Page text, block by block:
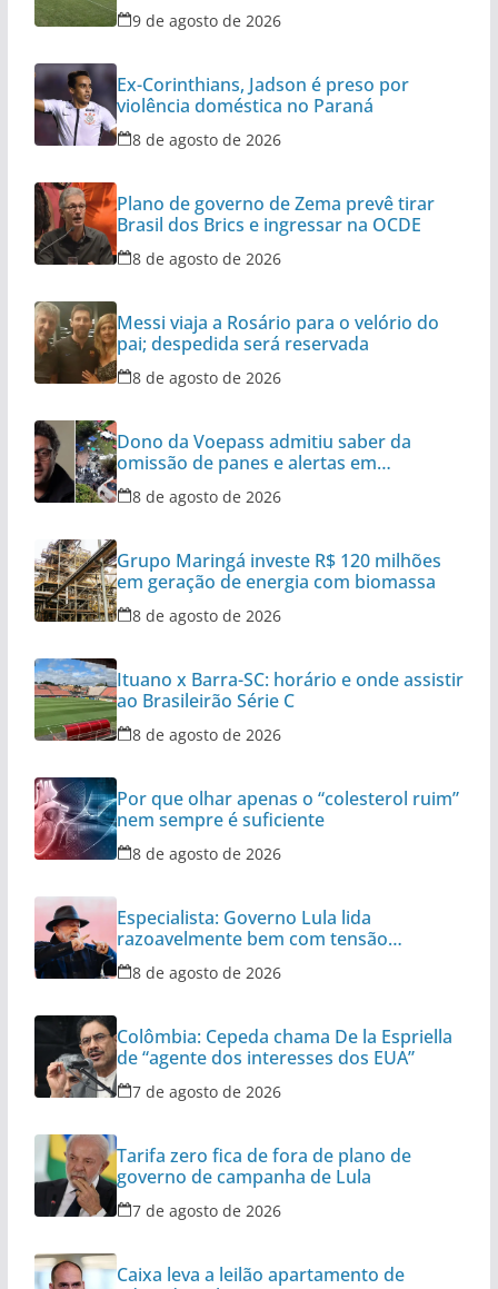
9 de agosto de 2026
Ex-Corinthians, Jadson é preso por
violência doméstica no Paraná
8 de agosto de 2026
Plano de governo de Zema prevê tirar
Brasil dos Brics e ingressar na OCDE
8 de agosto de 2026
Messi viaja a Rosário para o velório do
pai; despedida será reservada
8 de agosto de 2026
Dono da Voepass admitiu saber da
omissão de panes e alertas em
aeronaves
8 de agosto de 2026
Grupo Maringá investe R$ 120 milhões
em geração de energia com biomassa
8 de agosto de 2026
Ituano x Barra-SC: horário e onde assistir
ao Brasileirão Série C
8 de agosto de 2026
Por que olhar apenas o “colesterol ruim”
nem sempre é suficiente
8 de agosto de 2026
Especialista: Governo Lula lida
razoavelmente bem com tensão
diplomática
8 de agosto de 2026
Colômbia: Cepeda chama De la Espriella
de “agente dos interesses dos EUA”
7 de agosto de 2026
Tarifa zero fica de fora de plano de
governo de campanha de Lula
7 de agosto de 2026
Caixa leva a leilão apartamento de